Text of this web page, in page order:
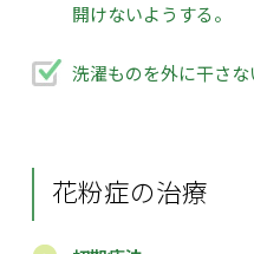
開けないようする。
洗濯ものを外に干さな
花粉症の治療